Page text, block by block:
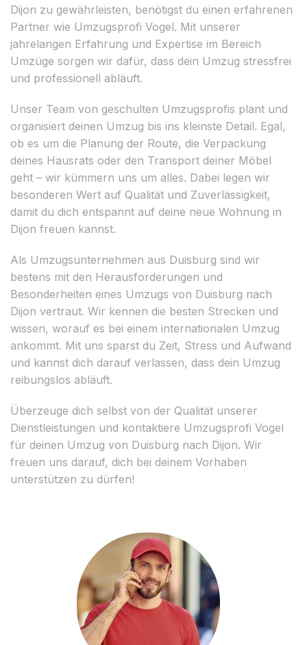
Dijon zu gewährleisten, benötigst du einen erfahrenen
Partner wie Umzugsprofi Vogel. Mit unserer
jahrelangen Erfahrung und Expertise im Bereich
Umzüge sorgen wir dafür, dass dein Umzug stressfrei
und professionell abläuft.
Unser Team von geschulten Umzugsprofis plant und
organisiert deinen Umzug bis ins kleinste Detail. Egal,
ob es um die Planung der Route, die Verpackung
deines Hausrats oder den Transport deiner Möbel
geht – wir kümmern uns um alles. Dabei legen wir
besonderen Wert auf Qualität und Zuverlässigkeit,
damit du dich entspannt auf deine neue Wohnung in
Dijon freuen kannst.
Als Umzugsunternehmen aus Duisburg sind wir
bestens mit den Herausforderungen und
Besonderheiten eines Umzugs von Duisburg nach
Dijon vertraut. Wir kennen die besten Strecken und
wissen, worauf es bei einem internationalen Umzug
ankommt. Mit uns sparst du Zeit, Stress und Aufwand
und kannst dich darauf verlassen, dass dein Umzug
reibungslos abläuft.
Überzeuge dich selbst von der Qualität unserer
Dienstleistungen und kontaktiere Umzugsprofi Vogel
für deinen Umzug von Duisburg nach Dijon. Wir
freuen uns darauf, dich bei deinem Vorhaben
unterstützen zu dürfen!